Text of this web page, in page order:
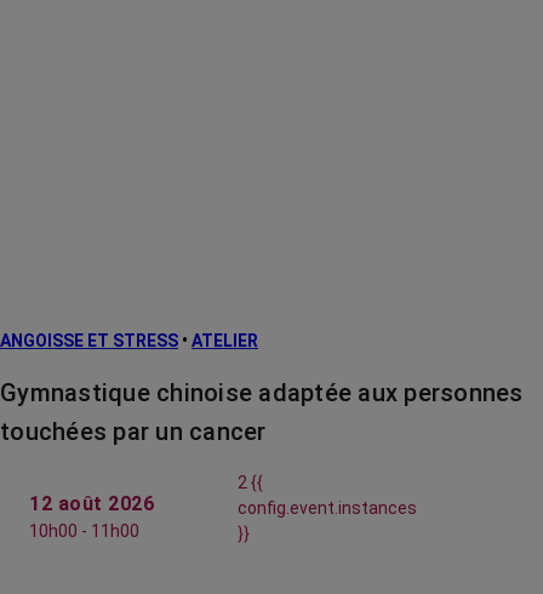
ANGOISSE ET STRESS • ATELIER
Gymnastique chinoise adaptée aux personnes
touchées par un cancer
12 août 2026
10h00 - 11h00
2 {{
config.event.instances
}}